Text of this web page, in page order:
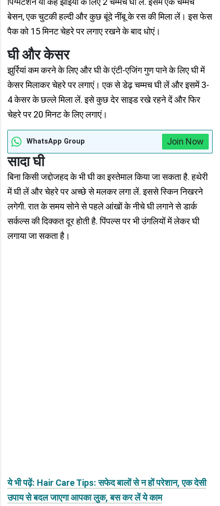
बेसन, एक चुटकी हल्दी और कुछ बूंदे नींबू के रस की मिला लें। इस फेस
पैक को 15 मिनट चेहरे पर लगाए रखने के बाद धोएं।
घी और केसर
झुर्रियां कम करने के लिए और घी के एंटी-एजिंग गुण पाने के लिए घी में
केसर मिलाकर चेहरे पर लगाएं। एक से डेढ़ चम्मच घी लें और इसमें 3-
4 केसर के छल्ले मिला लें. इसे कुछ देर साइड रखे रहने दें और फिर
चेहरे पर 20 मिनट के लिए लगाएं।
WhatsApp Group Join Now
सादा घी
बिना किसी जद्दोजहद के भी घी का इस्तेमाल किया जा सकता है. हथेरी
में घी लें और चेहरे पर अच्छे से मलकर लगा लें. इससे स्किन निखरने
लगेगी. रात के समय सोने से पहले आंखों के नीचे घी लगाने से डार्क
सर्कल्स की दिक्कत दूर होती है. पिंपल्स पर भी उंगलियों में लेकर घी
लगाया जा सकता है।
ये भी पढ़ें: Hair Care Tips: सफेद बालों से न हों परेशान, एक देसी
उपाय से बदल जाएगा आपका लुक, बस कर लें ये काम